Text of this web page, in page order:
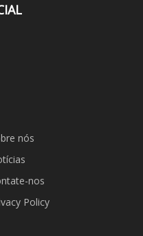
nós
nos
Policy